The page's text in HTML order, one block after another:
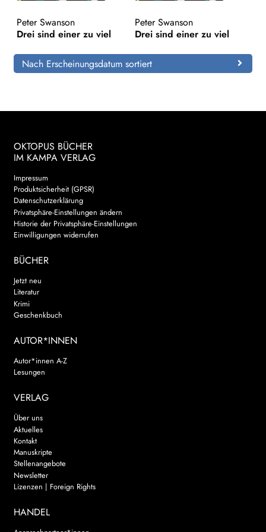
Peter Swanson
Drei sind einer zu viel
Peter Swanson
Drei sind einer zu viel
Nach Erscheinungsdatum sortiert
OKTOPUS BÜCHER
IM KAMPA VERLAG
Impressum
Produktsicherheit (GPSR)
Datenschutzerklärung
Privatsphäre-Einstellungen ändern
Historie der Privatsphäre-Einstellungen
Einwilligungen widerrufen
BÜCHER
Jetzt neu
Literatur
Krimi
Geschenkbuch
AUTOR*INNEN
Autor*innen A-Z
Lesungen
VERLAG
Über uns
Aktuelles
Kontakt
Manuskripte
Stellenangebote
Newsletter
Lizenzen | Foreign Rights
HANDEL